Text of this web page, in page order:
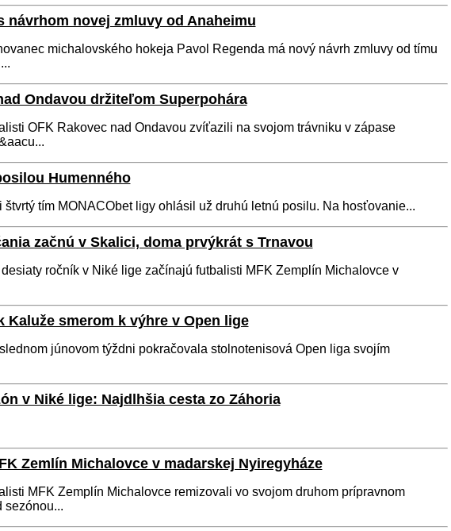
návrhom novej zmluvy od Anaheimu
michalovského hokeja Pavol Regenda má nový návrh zmluvy od tímu
Ondavou držiteľom Superpohára
OFK Rakovec nad Ondavou zvíťazili na svojom trávniku v zápase
Humenného
štvrtý tím MONACObet ligy ohlásil už druhú letnú posilu. Na hosťovanie...
začnú v Skalici, doma prvýkrát s Trnavou
ročník v Niké lige začínajú futbalisti MFK Zemplín Michalovce v
Kaluže smerom k výhre v Open lige
júnovom týždni pokračovala stolnotenisová Open liga svojím
v Niké lige: Najdlhšia cesta zo Záhoria
Zemlín Michalovce v madarskej Nyiregyháze
MFK Zemplín Michalovce remizovali vo svojom druhom prípravnom
sezónou...